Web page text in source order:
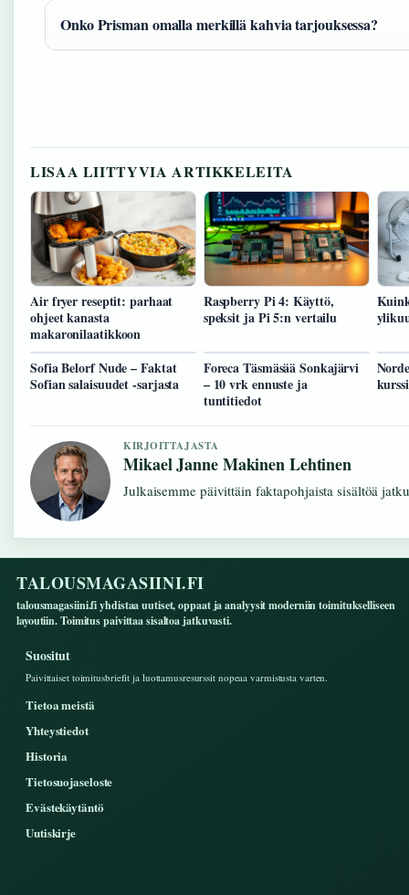
Onko Prisman omalla merkillä kahvia tarjouksessa?
LISAA LIITTYVIA ARTIKKELEITA
Air fryer reseptit: parhaat
ohjeet kanasta
makaronilaatikkoon
Raspberry Pi 4: Käyttö,
speksit ja Pi 5:n vertailu
Sofia Belorf Nude – Faktat
Sofian salaisuudet -sarjasta
Foreca Täsmäsää Sonkajärvi
– 10 vrk ennuste ja
tuntitiedot
KIRJOITTAJASTA
Mikael Janne Makinen Lehtinen
Julkaisemme päivittäin faktapohjaista sisältöä
TALOUSMAGASIINI.FI
talousmagasiini.fi yhdistaa uutiset, oppaat ja analyysit moderniin toimitukselliseen
layoutiin. Toimitus paivittaa sisaltoa jatkuvasti.
Suositut
Paivittaiset toimitusbriefit ja luottamusresurssit nopeaa varmistusta varten.
Tietoa meistä
Yhteystiedot
Historia
Tietosuojaseloste
Evästekäytäntö
Uutiskirje